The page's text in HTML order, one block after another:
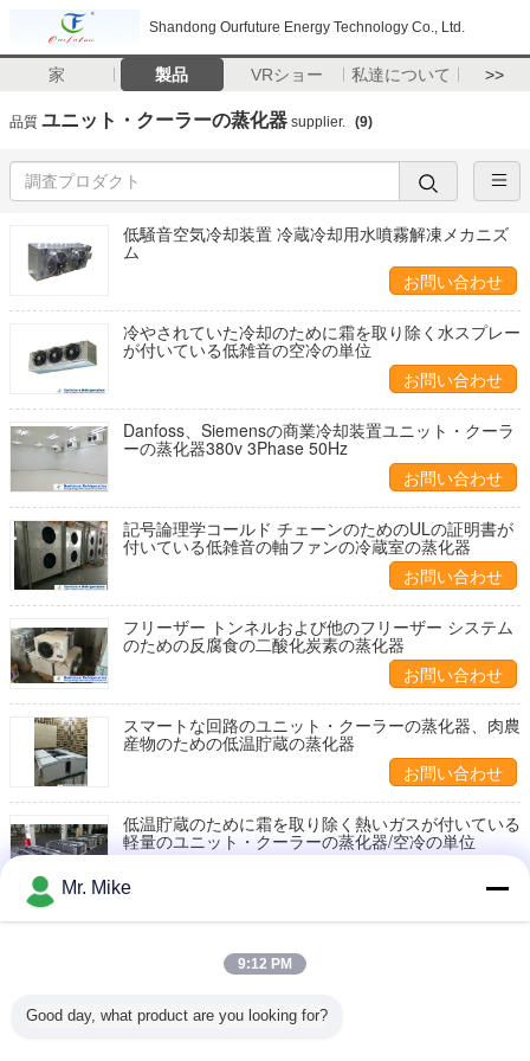
Shandong Ourfuture Energy Technology Co., Ltd.
家 製品 VRショー 私達について >>
品質 ユニット・クーラーの蒸化器 supplier. (9)
低騒音空気冷却装置 冷蔵冷却用水噴霧解凍メカニズ
ム
お問い合わせ
冷やされていた冷却のために霜を取り除く水スプレー
が付いている低雑音の空冷の単位
お問い合わせ
Danfoss、Siemensの商業冷却装置ユニット・クーラ
ーの蒸化器380v 3Phase 50Hz
お問い合わせ
記号論理学コールド チェーンのためのULの証明書が
付いている低雑音の軸ファンの冷蔵室の蒸化器
お問い合わせ
フリーザー トンネルおよび他のフリーザー システム
のための反腐食の二酸化炭素の蒸化器
お問い合わせ
スマートな回路のユニット・クーラーの蒸化器、肉農
産物のための低温貯蔵の蒸化器
お問い合わせ
低温貯蔵のために霜を取り除く熱いガスが付いている
軽量のユニット・クーラーの蒸化器/空冷の単位
電気暖房はアルミニウムひれおよび銅の管が付いてい
スーパーマーケットのための反対の方向ユニット・ク
Mr. Mike
9:12 PM
Good day, what product are you looking for?